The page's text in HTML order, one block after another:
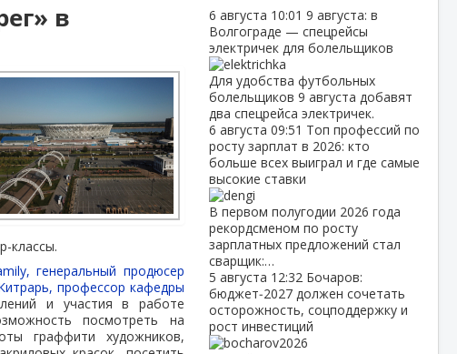
в
классы.
генеральный продюсер
профессор кафедры
и участия в работе
посмотреть на
граффити художников,
6 августа 10:01 9 августа: в
Волгограде — спецрейсы
электричек для болельщиков
Для удобства футбольных
болельщиков 9 августа добавят
два спецрейса электричек.
6 августа 09:51 Топ профессий по
росту зарплат в 2026: кто
больше всех выиграл и где самые
высокие ставки
В первом полугодии 2026 года
рекордсменом по росту
зарплатных предложений стал
сварщик:…
5 августа 12:32 Бочаров:
бюджет‑2027 должен сочетать
осторожность, соцподдержку и
рост инвестиций